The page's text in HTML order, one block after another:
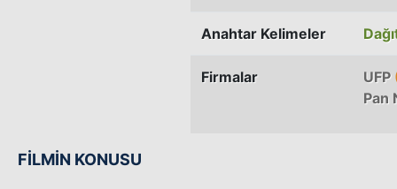
Anahtar Kelimeler
Firmalar UFP
Pan
FİLMİN KONUSU